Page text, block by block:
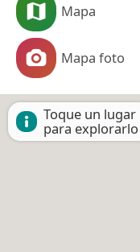
Mapa
Mapa foto
Toque un lugar
para explorarlo